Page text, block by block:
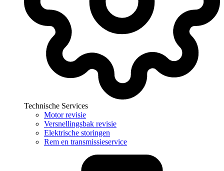
Technische Services
Motor revisie
Versnellingsbak revisie
Elektrische storingen
Rem en transmissieservice